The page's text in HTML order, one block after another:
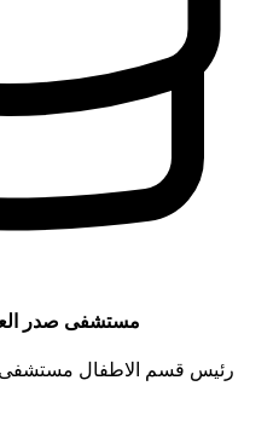
مستشفى صدر
رئيس قسم الاطفال مستشفى